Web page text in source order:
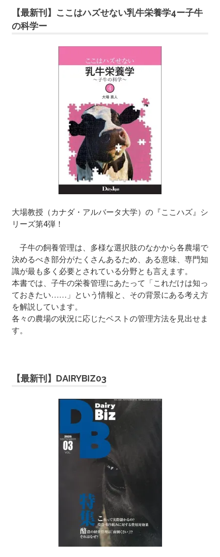
【最新刊】ここはハズせない乳牛栄養学4ー子牛
の科学ー
大場教授（カナダ・アルバータ大学）の『ここハズ』シ
リーズ第4弾！
子牛の飼養管理は、多様な選択肢のなかから各農場で
決めるべき部分がたくさんあるため、ある意味、専門知
識が最も多く必要とされている分野とも言えます。
本書では、子牛の栄養管理にあたって「これだけは知っ
ておきたい……」という情報と、その背景にある考え方
を解説しています。
各々の農場の状況に応じたベストの管理方法を見出せま
す。
【最新刊】DAIRYBIZ03